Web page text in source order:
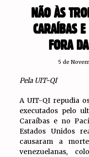
NÃO ÀS
CARAÍBAS
FORA
5 de
Pela UIT-QI
A UIT-QI repudia
executados pelo
Caraíbas e no
Estados Unidos
causaram a
venezuelanas,